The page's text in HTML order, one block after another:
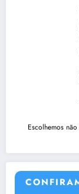
Escolhemos